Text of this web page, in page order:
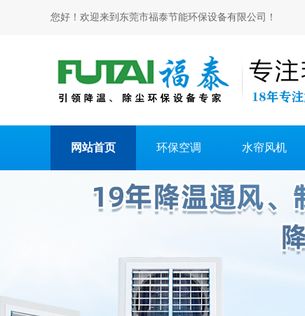
您好！欢迎来到东莞市福泰节能环保设备有限公司！
网站首页 环保空调 水帘风机